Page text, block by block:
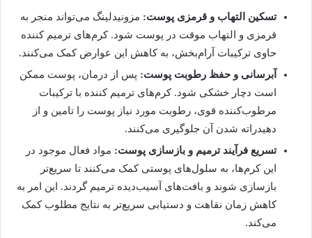
تسکین التهاب و قرمزی پوست: مزونیدلینگ می‌تواند منجر به
قرمزی و التهاب موقت در پوست شود. کرم‌های ترمیم کننده
حاوی ترکیبات آرام‌بخش، به کاهش این عوارض کمک می‌کنند.
آبرسانی و حفظ رطوبت پوست: پس از درمان، پوست ممکن
است دچار خشکی شود. کرم‌های ترمیم کننده با ترکیبات
مرطوب‌کننده قوی، رطوبت مورد نیاز پوست را تامین و از
دهیدراته شدن آن جلوگیری می‌کنند.
تسریع فرآیند ترمیم و بازسازی پوست: مواد فعال موجود در
این کرم‌ها، به سلول‌های پوستی کمک می‌کنند تا سریع‌تر
بازسازی شوند و بافت‌های آسیب‌دیده ترمیم گردند. این امر به
کاهش زمان نقاهت و دستیابی سریع‌تر به نتایج مطلوب کمک
می‌کند.